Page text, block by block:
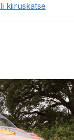
kiiruskatse